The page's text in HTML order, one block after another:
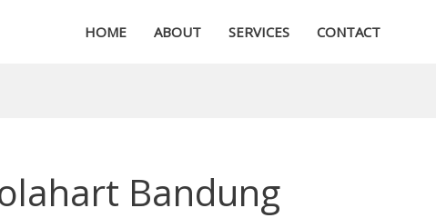
HOME ABOUT SERVICES CONTACT
Bandung